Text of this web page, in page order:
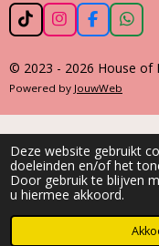
Deze website gebruikt
doeleinden en/of het
Door gebruik te blijven
u hiermee akkoord.
T
i
T
o
k
I
n
t
a
g
r
m
F
a
e
b
o
o
W
h
t
p
© 2023 - 2026 House of
Powered by JouwWeb